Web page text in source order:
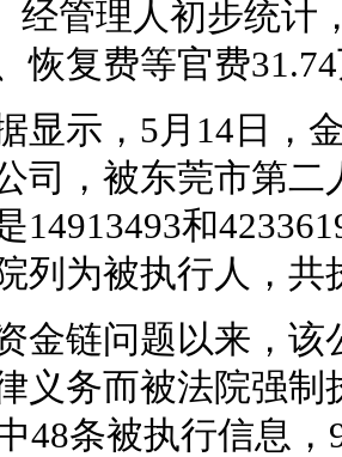
经管理人初步统计
恢复费等官费
显示，5月14日，
司，被东莞市第
14913493和
列为被执行人，共
金链问题以来，
义务而被法院强
48条被执行信息